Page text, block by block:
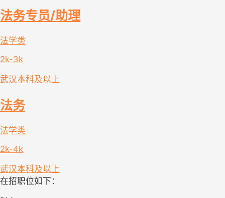
法务专员/助理
法学类
2k-3k
武汉本科及以上
法务
法学类
2k-4k
武汉本科及以上
在招职位如下：